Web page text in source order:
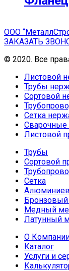
ООО
ЗАКАЗАТЬ
© 2020. Все
Листовой
Трубы
Сортовой
Сетка
Сварочные
Листовой
Трубы
Сортовой
Сетка
Бронзовый
Медный
Латунный
О
Каталог
Услуги и